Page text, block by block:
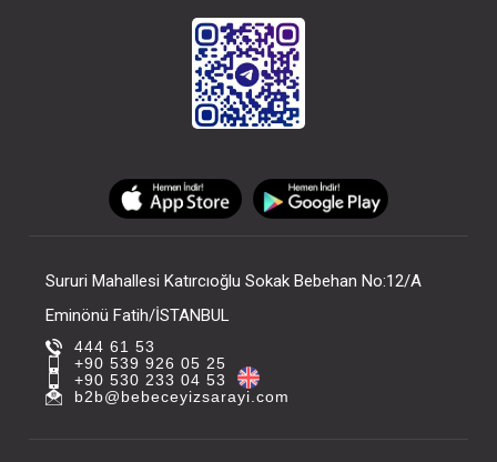
Sururi Mahallesi Katırcıoğlu Sokak Bebehan No:12/A
Eminönü Fatih/İSTANBUL
444 61 53
+90 539 926 05 25
+90 530 233 04 53
b2b@bebeceyizsarayi.com